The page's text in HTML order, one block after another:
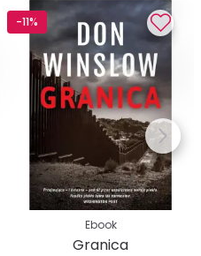
-11%
Ebook
Granica